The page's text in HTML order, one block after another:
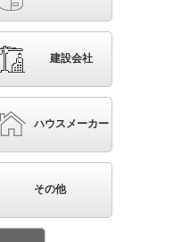
算
ニバーサルダウンライ
調光タイプ（ライコン
（リベコム） HID70形
建設会社
ハウスメーカー
その他